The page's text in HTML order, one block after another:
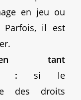
en jeu ou
Parfois, il est
en tant
: si le
des droits